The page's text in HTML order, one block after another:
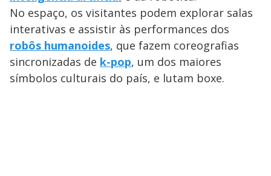
y
V
s
u
d
No espaço, os visitantes podem explorar salas
interativas e assistir às performances dos
robôs humanoides, que fazem coreografias
sincronizadas de k-pop, um dos maiores
símbolos culturais do país, e lutam boxe.